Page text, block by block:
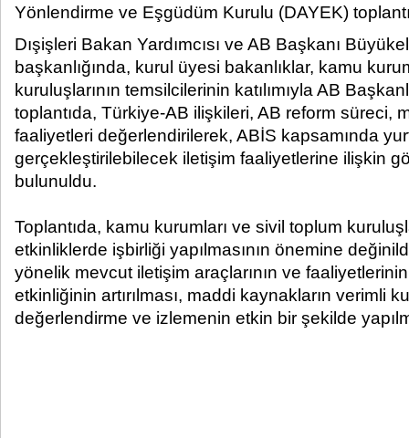
Yönlendirme ve Eşgüdüm Kurulu (DAYEK)
Dışişleri Bakan Yardımcısı ve AB Başkanı
başkanlığında, kurul üyesi bakanlıklar, kamu
kuruluşlarının temsilcilerinin katılımıyla AB
toplantıda, Türkiye-AB ilişkileri, AB reform süreci,
faaliyetleri değerlendirilerek, ABİS kapsamında
gerçekleştirilebilecek iletişim faaliyetlerine ilişkin
bulunuldu.
Toplantıda, kamu kurumları ve sivil toplum
etkinliklerde işbirliği yapılmasının önemine
yönelik mevcut iletişim araçlarının ve
etkinliğinin artırılması, maddi kaynakların verimli
değerlendirme ve izlemenin etkin bir şekilde